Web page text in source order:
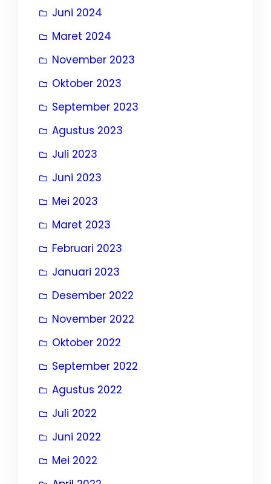
Juni 2024
Maret 2024
November 2023
Oktober 2023
September 2023
Agustus 2023
Juli 2023
Juni 2023
Mei 2023
Maret 2023
Februari 2023
Januari 2023
Desember 2022
November 2022
Oktober 2022
September 2022
Agustus 2022
Juli 2022
Juni 2022
Mei 2022